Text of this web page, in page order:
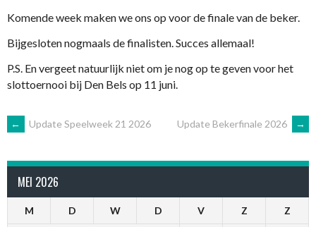
Komende week maken we ons op voor de finale van de beker.
Bijgesloten nogmaals de finalisten. Succes allemaal!
P.S. En vergeet natuurlijk niet om je nog op te geven voor het
slottoernooi bij Den Bels op 11 juni.
BERICHTNAVIGATIE
← Update Speelweek 21 2026 Update Bekerfinale 2026 →
MEI 2026
M D W D V Z Z